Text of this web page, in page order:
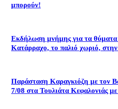
μπορούν!
Εκδήλωση μνήμης για τα
Κατάρραχο, το παλιό χωριό,
Παράσταση Καραγκιόζη με τον
7/08 στα Τουλιάτα Κεφαλονιάς με